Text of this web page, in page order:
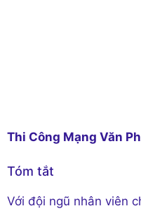
Thi Công Mạng Văn
Tóm tắt
Với đội ngũ nhân viên